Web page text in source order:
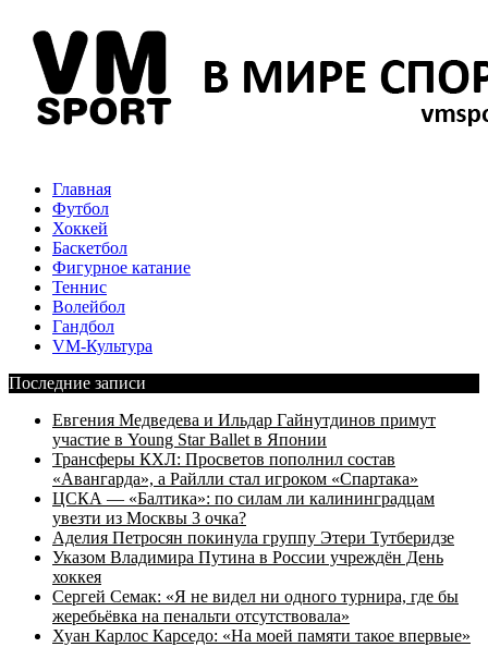
Главная
Футбол
Хоккей
Баскетбол
Фигурное катание
Теннис
Волейбол
Гандбол
VM-Культура
Последние записи
Евгения Медведева и Ильдар Гайнутдинов примут
участие в Young Star Ballet в Японии
Трансферы КХЛ: Просветов пополнил состав
«Авангарда», а Райлли стал игроком «Спартака»
ЦСКА — «Балтика»: по силам ли калининградцам
увезти из Москвы 3 очка?
Аделия Петросян покинула группу Этери Тутберидзе
Указом Владимира Путина в России учреждён День
хоккея
Сергей Семак: «Я не видел ни одного турнира, где бы
жеребьёвка на пенальти отсутствовала»
Хуан Карлос Карседо: «На моей памяти такое впервые»